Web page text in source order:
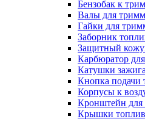
Бензобак к
Валы для
Гайки для
Заборник
Защитный
Карбюратор
Катушки
Кнопка подачи
Корпусы к
Кронштейн для
Крышки